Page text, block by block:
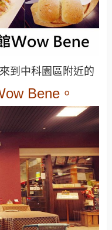
到中科園區附近的
Bene。